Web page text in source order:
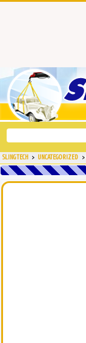
Search
for:
SLINGTECH > UNCATEGORIZED >